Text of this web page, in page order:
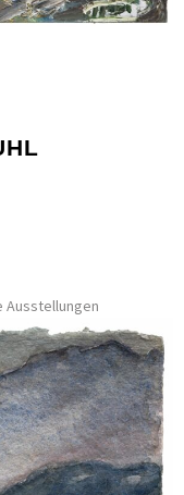
Ausstellungen